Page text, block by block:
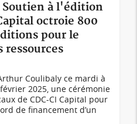
à l'édition
octroie 800
pour le
ressources
Coulibaly ce mardi à
2025, une cérémonie
de CDC-CI Capital pour
de financement d’un